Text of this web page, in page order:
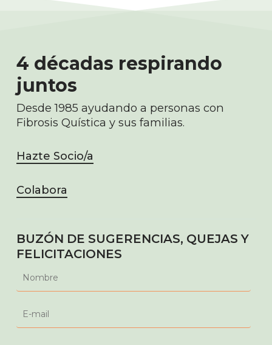
4 décadas respirando
juntos
Desde 1985 ayudando a personas con
Fibrosis Quística y sus familias.
Hazte Socio/a
Colabora
BUZÓN DE SUGERENCIAS, QUEJAS Y
FELICITACIONES